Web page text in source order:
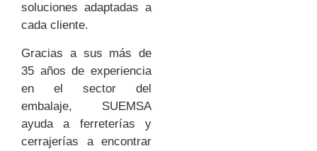
soluciones adaptadas a
cada cliente.
Gracias a sus más de
35 años de experiencia
en el sector del
embalaje, SUEMSA
ayuda a ferreterías y
cerrajerías a encontrar